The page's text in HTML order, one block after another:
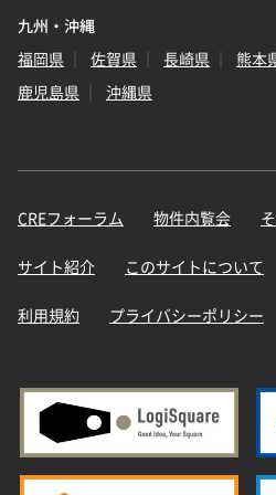
九州・沖縄
福岡県
佐賀県 長崎県 熊本
鹿児島県
沖縄県
CREフォーラム 物件内覧会
サイト紹介 このサイトについて
利用規約 プライバシーポリシー